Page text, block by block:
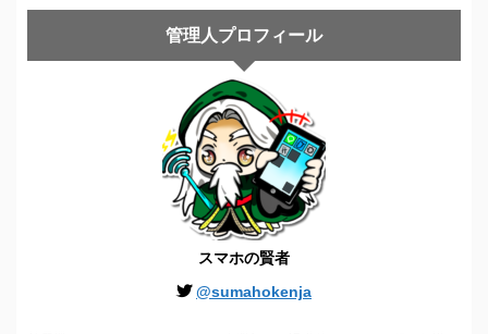
管理人プロフィール
スマホの賢者
@sumahokenja